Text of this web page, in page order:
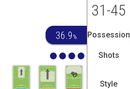
31-45
36.9 % Possession
Shots
Style